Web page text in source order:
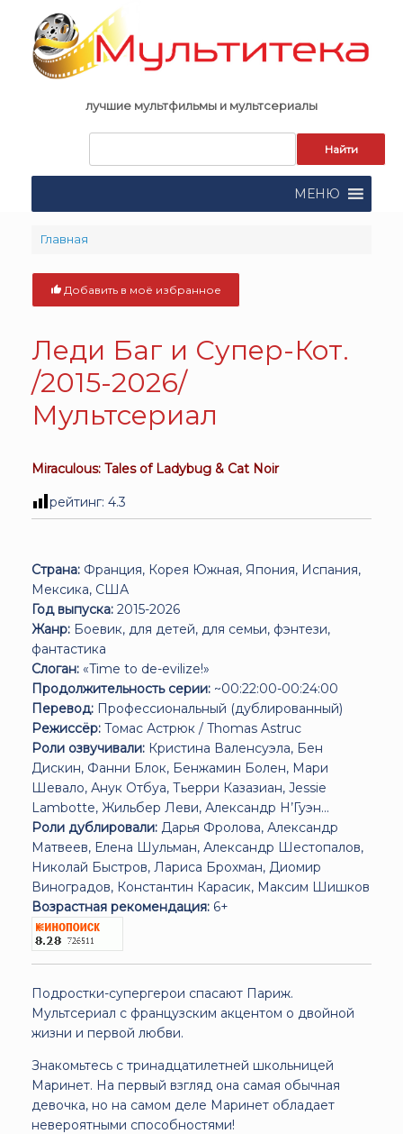
content
лучшие мультфильмы и мультсериалы
поиска:
МЕНЮ
Главная
Добавить в моё избранное
Леди Баг и Супер-Кот.
/2015-2026/
Мультсериал
Miraculous: Tales of Ladybug & Cat Noir
рейтинг: 4.3
Страна: Франция, Корея Южная, Япония, Испания,
Мексика, США
Год выпуска: 2015-2026
Жанр: Боевик, для детей, для семьи, фэнтези,
фантастика
Слоган: «Time to de-evilize!»
Продолжительность серии: ~00:22:00-00:24:00
Перевод: Профессиональный (дублированный)
Режиссёр: Томас Астрюк / Thomas Astruc
Роли озвучивали: Кристина Валенсуэла, Бен
Дискин, Фанни Блок, Бенжамин Болен, Мари
Шевало, Анук Отбуа, Тьерри Казазиан, Jessie
Lambotte, Жильбер Леви, Александр Н’Гуэн...
Роли дублировали: Дарья Фролова, Александр
Матвеев, Елена Шульман, Александр Шестопалов,
Николай Быстров, Лариса Брохман, Диомир
Виноградов, Константин Карасик, Максим Шишков
Возрастная рекомендация: 6+
Подростки-супергерои спасают Париж.
Мультсериал с французским акцентом о двойной
жизни и первой любви.
Знакомьтесь с тринадцатилетней школьницей
Маринет. На первый взгляд она самая обычная
девочка, но на самом деле Маринет обладает
невероятными способностями!